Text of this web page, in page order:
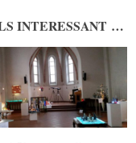
INTERESSANT …